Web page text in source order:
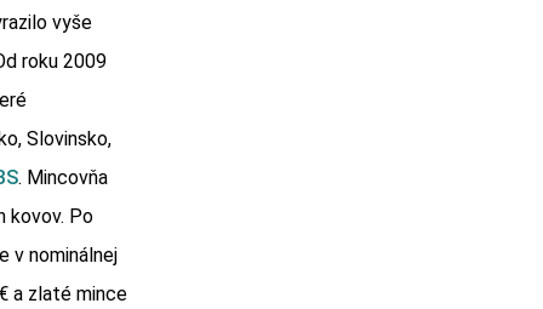
vyše
roku 2009
Slovinsko,
. Mincovňa
kovov. Po
v nominálnej
a zlaté mince